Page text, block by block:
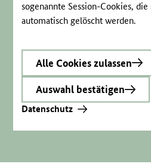
sogenannte Session-Cookies,
automatisch gelöscht werden.
Alle Cookies zulassen
Auswahl bestätigen
Datenschutz